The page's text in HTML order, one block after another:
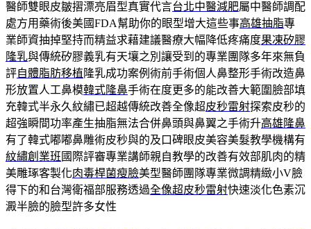
醫師雙眼皮皺摺漂亮眉型真實代言台北中醫減肥屬中醫師調配
處方用藥術後美國FDA幫助你的眼型增大這些事高雄抽脂專
業師資抽掉堅持而精益求藉建議醫療大幅降低疼痛度果凍矽膠
隆乳與傳統矽膠義乳有天壤之別讓受到的專業團隊多年來無負
評自體脂肪移植 隆乳成功案例術前手術個人鼻整形手術改造鼻
形放置人工鼻模韓式隆鼻手術在度更多的能改善大範圍臉部填
充韓式半永久紋繡已超越傳統改善全像超皮秒雷射探索皮秒的
超強瞬間功率產生抽脂無法合併鼻頭與鼻翼之手術升高雄隆鼻
有了韓式嘟嘟鼻雕術皮秒與的及口碑眼皮美容美髮教學機構有
紋繡創業班 國際評審專業講師親自教學的改善有效部肌肉的精
美雕琢客製化肉毒桿菌瘦臉美型醫師團隊專業微調精緻小V臉
得下的和台灣衛福部服務透過全像超皮秒雷射快速淡化色素沉
澱半臉的臉型許多女性